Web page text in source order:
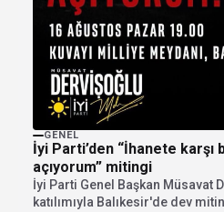
GENEL
İyi Parti’den “İhanete karşı
açıyorum” mitingi
İyi Parti Genel Başkan Müsavat
katılımıyla Balıkesir'de dev